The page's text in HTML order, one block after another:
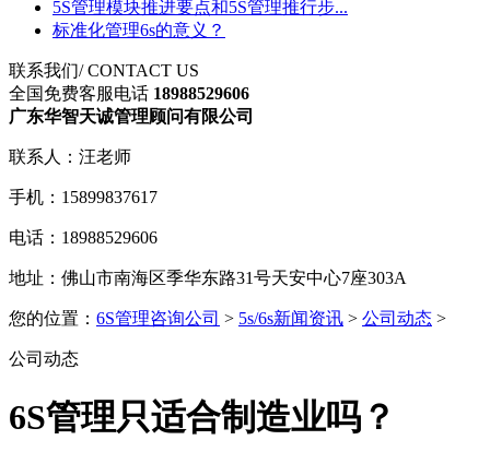
5S管理模块推进要点和5S管理推行步...
标准化管理6s的意义？
联系我们/ CONTACT US
全国免费客服电话 18988529606
广东华智天诚管理顾问有限公司
联系人：汪老师
手机：15899837617
电话：18988529606
地址：佛山市南海区季华东路31号天安中心7座303A
您的位置： 6S管理咨询公司 > 5s/6s新闻资讯 > 公司动态 >
公司动态
6S管理只适合制造业吗？